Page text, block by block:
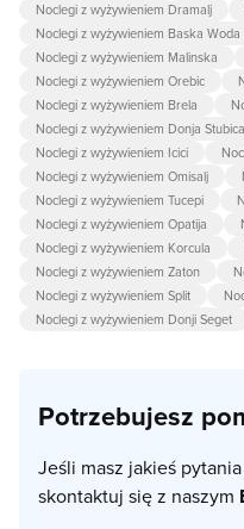
Noclegi z wyżywieniem Dramalj
Noclegi z wyżywieniem Baska Woda
Noclegi z wyżywieniem Malinska
Noclegi z wyżywieniem Orebic
Noclegi z wyżywieniem Brela
Noclegi z wyżywieniem Donja Stubica
Noclegi z wyżywieniem Icici
Noclegi z wyżywieniem Omisalj
Noclegi z wyżywieniem Tucepi
Noclegi z wyżywieniem Opatija
Noclegi z wyżywieniem Korcula
Noclegi z wyżywieniem Zaton
Noclegi z wyżywieniem Split
Noclegi z wyżywieniem Donji Seget
Potrzebujesz
Jeśli masz jakieś
skontaktuj się z naszym